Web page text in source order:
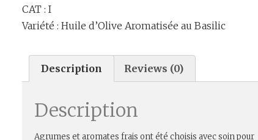
CAT : I
Variété : Huile d’Olive Aromatisée au Basilic
Description Reviews (0)
Description
Agrumes et aromates frais ont été choisis avec soin pour